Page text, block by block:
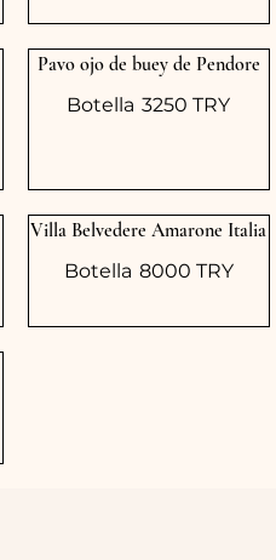
Pavo ojo de buey de Pendore
Botella 3250 TRY
Villa Belvedere Amarone Italia
Botella 8000 TRY